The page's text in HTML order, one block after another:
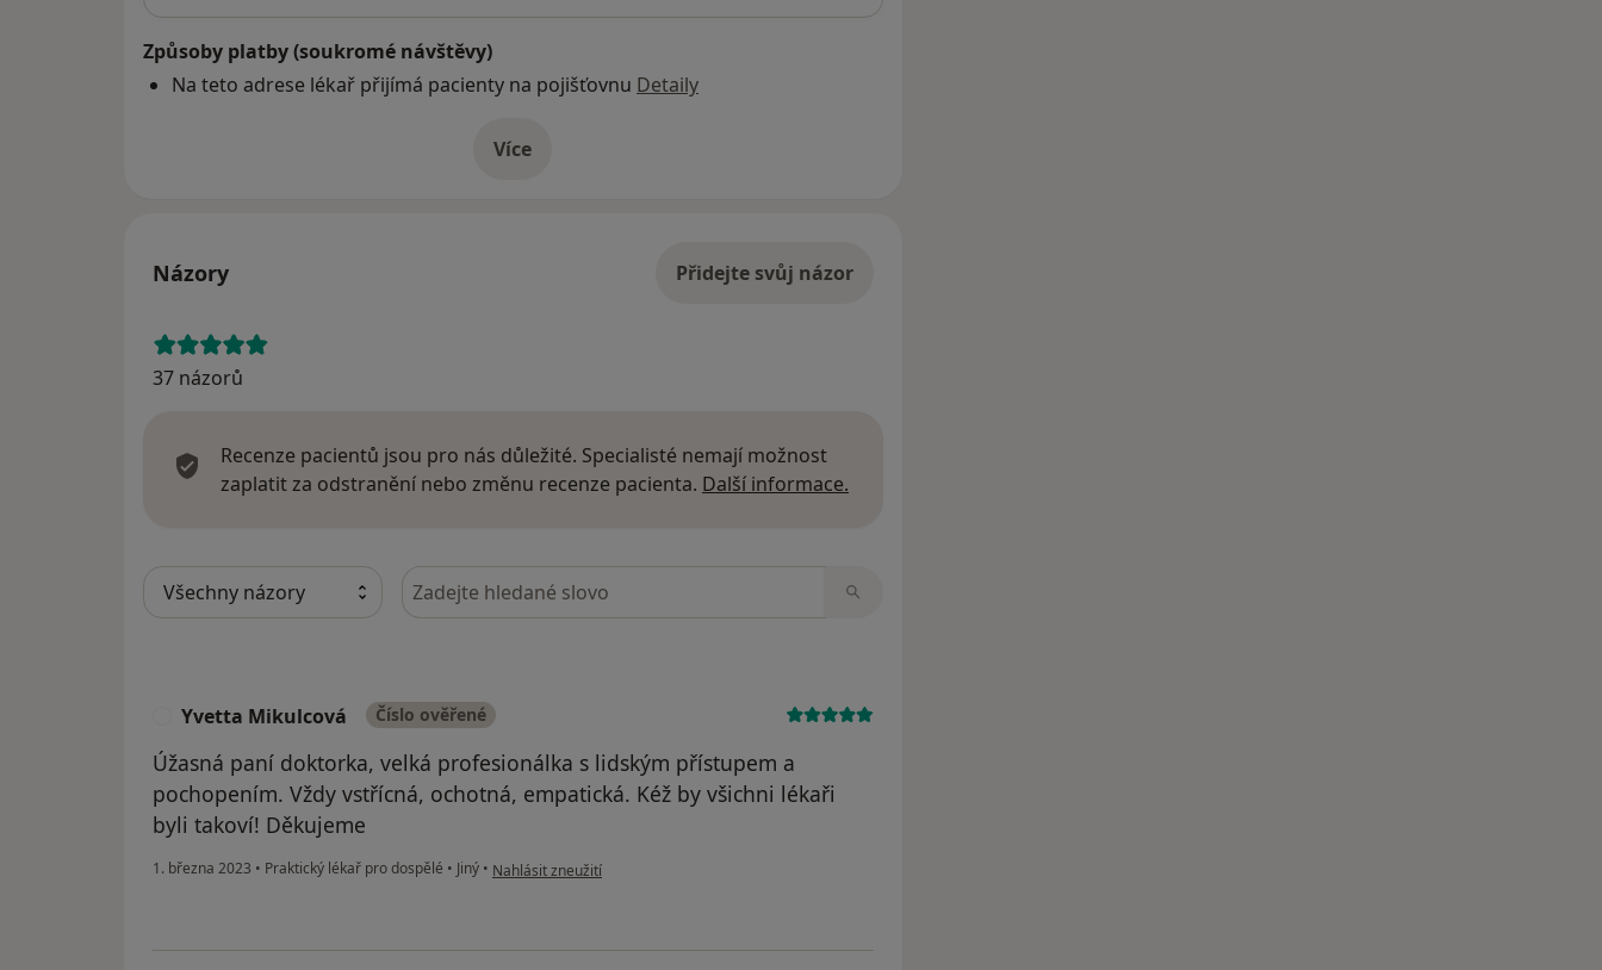
Způsoby platby (soukromé návštěvy)
Na teto adrese lékař přijímá pacienty na pojišťovnu Detaily
Víceo adrese
Názory Přidejte svůj názor
37 názorů
Recenze pacientů jsou pro nás důležité. Specialisté nemají možnost
zaplatit za odstranění nebo změnu recenze pacienta. Další informace.
Hledejte v názorech
Yvetta Mikulcová Číslo ověřené
Úžasná paní doktorka, velká profesionálka s lidským přístupem a
pochopením. Vždy vstřícná, ochotná, empatická. Kéž by všichni lékaři
byli takoví! Děkujeme
1. března 2023 • Praktický lékař pro dospělé • Jiný • podle názoru uživatele Yvetta Mikulcová
Nahlásit zneužití